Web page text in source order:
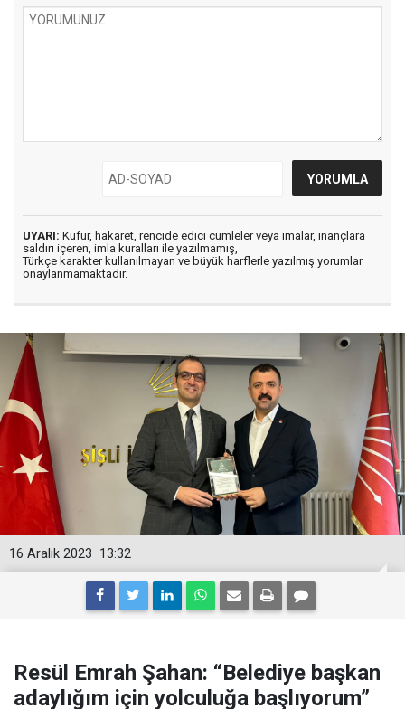
UYARI: Küfür, hakaret, rencide edici cümleler veya imalar, inançlara
saldırı içeren, imla kuralları ile yazılmamış,
Türkçe karakter kullanılmayan ve büyük harflerle yazılmış yorumlar
onaylanmamaktadır.
13:32
16 Aralık 2023
Resül Emrah Şahan: “Belediye başkan
adaylığım için yolculuğa başlıyorum”